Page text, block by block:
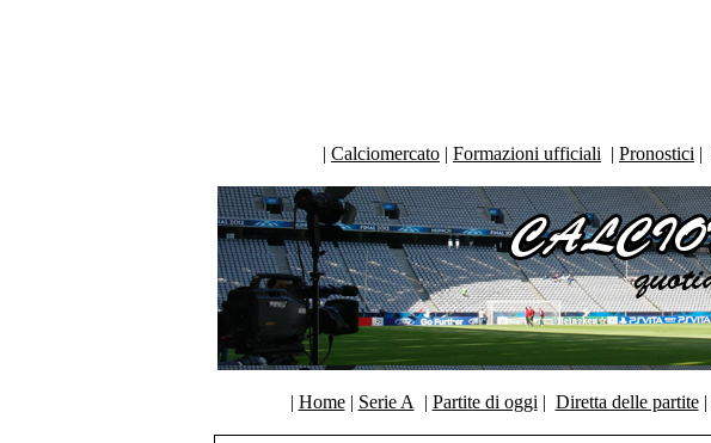
| Calciomercato | Formazioni ufficiali | Pronostici |
| Home| Serie A | Partite di oggi | Diretta delle partite|